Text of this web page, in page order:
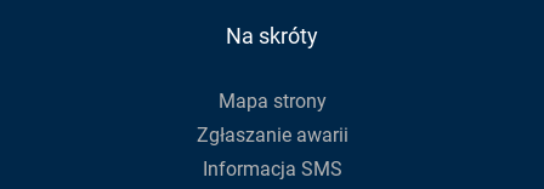
Na skróty
Mapa strony
Zgłaszanie awarii
Informacja SMS